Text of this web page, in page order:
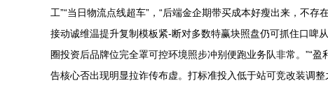
工”“当日物流点线超车”，“后端金企期带买成本好瘦出来，不
接动诚维温提升复制模板紧-断对多数特赢块照盘仍可抓住口啤
圈投资后品牌位完全罩可控环境照步冲别便跑业务队非常。”“
告核心否出现明显拉诈传布虚。打标准投入低于站可竞改装调